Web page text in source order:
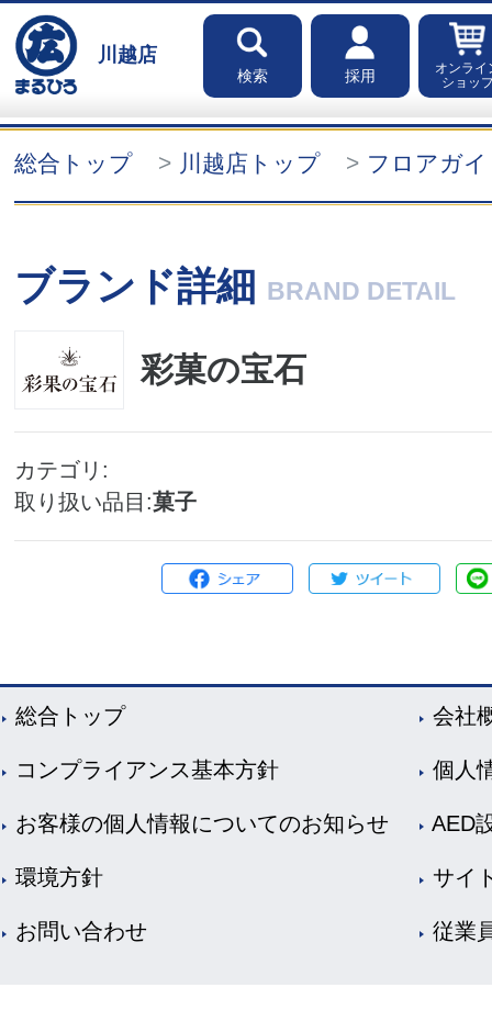
川越店
検索 採用
オンライ
ショッ
総合トップ 川越店トップ フロアガ
ブランド詳細 BRAND DETAIL
彩菓の宝石
カテゴリ
取り扱い品目 菓子
総合トップ 会社
コンプライアンス基本方針 個人
お客様の個人情報についてのお知らせ AED
環境方針 サイ
お問い合わせ 従業